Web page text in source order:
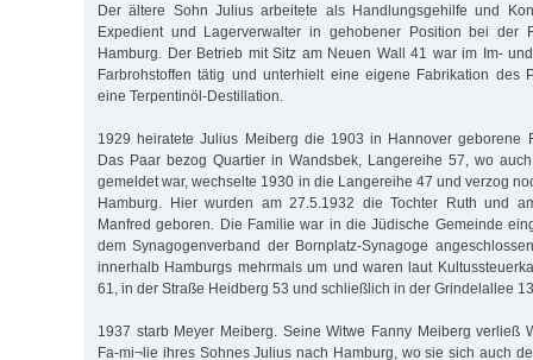
Der ältere Sohn Julius arbeitete als Handlungsgehilfe und
Expedient und Lagerverwalter in gehobener Position bei der
Hamburg. Der Betrieb mit Sitz am Neuen Wall 41 war im Im-
Farbrohstoffen tätig und unterhielt eine eigene Fabrikation des
eine Terpentinöl-Destillation.
1929 heiratete Julius Meiberg die 1903 in Hannover geborene
Das Paar bezog Quartier in Wandsbek, Langereihe 57, wo
gemeldet war, wechselte 1930 in die Langereihe 47 und verzog
Hamburg. Hier wurden am 27.5.1932 die Tochter Ruth und
Manfred geboren. Die Familie war in die Jüdische Gemeinde
dem Synagogenverband der Bornplatz-Synagoge
innerhalb Hamburgs mehrmals um und waren laut
61, in der Straße Heidberg 53 und schließlich in der Grindelallee
1937 starb Meyer Meiberg. Seine Witwe Fanny Meiberg verließ
Fa-mi¬lie ihres Sohnes Julius nach Hamburg, wo sie sich auch